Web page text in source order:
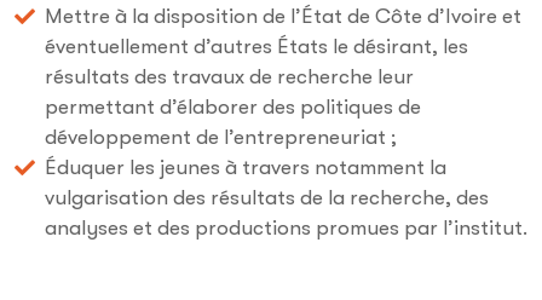
Mettre à la disposition de l’État de Côte d’Ivoire et
éventuellement d’autres États le désirant, les
résultats des travaux de recherche leur
permettant d’élaborer des politiques de
développement de l’entrepreneuriat ;
Éduquer les jeunes à travers notamment la
vulgarisation des résultats de la recherche, des
analyses et des productions promues par l’institut.